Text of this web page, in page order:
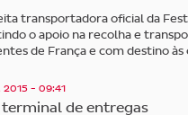
transportadora oficial da
o apoio na recolha e
de França e com destino
2015 - 09:41
de entregas